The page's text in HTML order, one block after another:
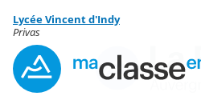
Menu de la rubrique
Contenu
Lycée Vincent d'Indy
Privas